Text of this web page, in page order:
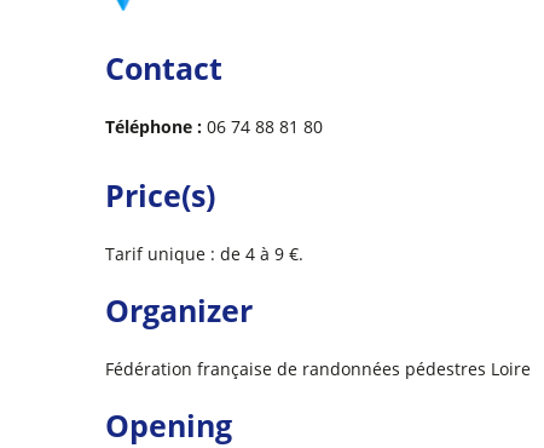
Contact
Téléphone : 06 74 88 81 80
Price(s)
Tarif unique : de 4 à 9 €.
Organizer
Fédération française de randonnées pédestres Loire
Opening